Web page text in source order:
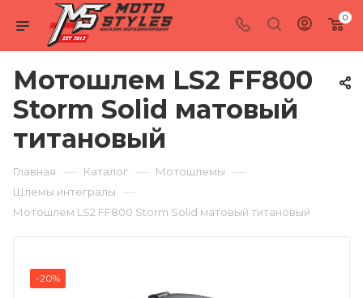
0
Мотошлем LS2 FF800
Storm Solid матовый
титановый
Главная — Каталог — Мотошлемы —
Шлемы интегралы —
Мотошлем LS2 FF800 Storm Solid матовый титановый
-20%